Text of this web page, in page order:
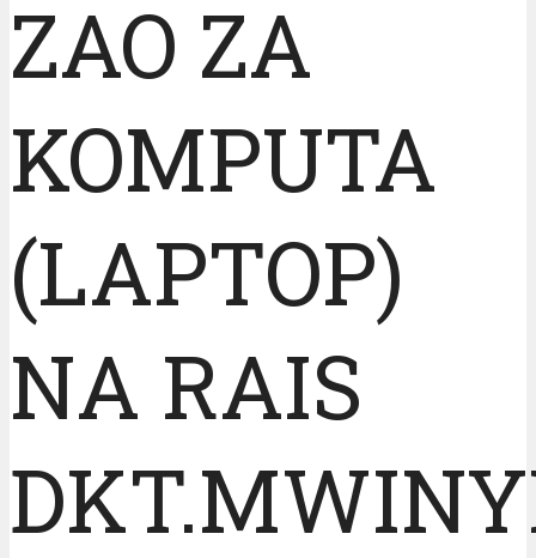
ZAO ZA
KOMPUTA
(LAPTOP)
NA RAIS